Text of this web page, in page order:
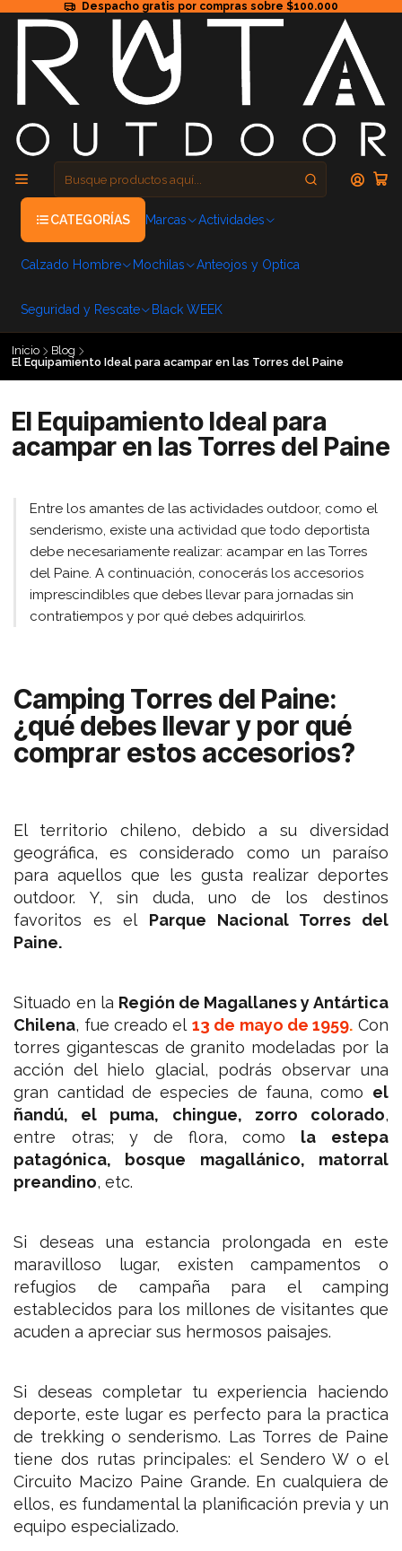
Despacho gratis por compras sobre $100.000
CATEGORÍAS Marcas Actividades
Calzado Hombre Mochilas Anteojos y Optica
Seguridad y Rescate Black WEEK
Inicio
Blog
El Equipamiento Ideal para acampar en las Torres del Paine
El Equipamiento Ideal para
acampar en las Torres del Paine
Entre los amantes de las actividades outdoor, como el
senderismo, existe una actividad que todo deportista
debe necesariamente realizar: acampar en las Torres
del Paine. A continuación, conocerás los accesorios
imprescindibles que debes llevar para jornadas sin
contratiempos y por qué debes adquirirlos.
Camping Torres del Paine:
¿qué debes llevar y por qué
comprar estos accesorios?
El territorio chileno, debido a su diversidad
geográfica, es considerado como un paraíso
para aquellos que les gusta realizar deportes
outdoor. Y, sin duda, uno de los destinos
favoritos es el Parque Nacional Torres del
Paine.
Situado en la Región de Magallanes y Antártica
Chilena, fue creado el 13 de mayo de 1959. Con
torres gigantescas de granito modeladas por la
acción del hielo glacial, podrás observaruna
gran cantidad de especies de fauna, como el
ñandú, el puma, chingue, zorro colorado,
entre otras; y de flora, como la estepa
patagónica, bosque magallánico, matorral
preandino, etc.
Si deseas una estancia prolongada en este
maravilloso lugar, existen campamentos o
refugios de campaña para el camping
establecidos para los millones de visitantes que
acuden a apreciar sus hermosos paisajes.
Si deseas completar tu experiencia haciendo
deporte, este lugar es perfecto para la practica
de trekking o senderismo. Las Torres de Paine
tiene dos rutas principales: el Sendero W o el
Circuito Macizo Paine Grande. En cualquiera de
ellos, es fundamental la planificación previa y un
equipo especializado.